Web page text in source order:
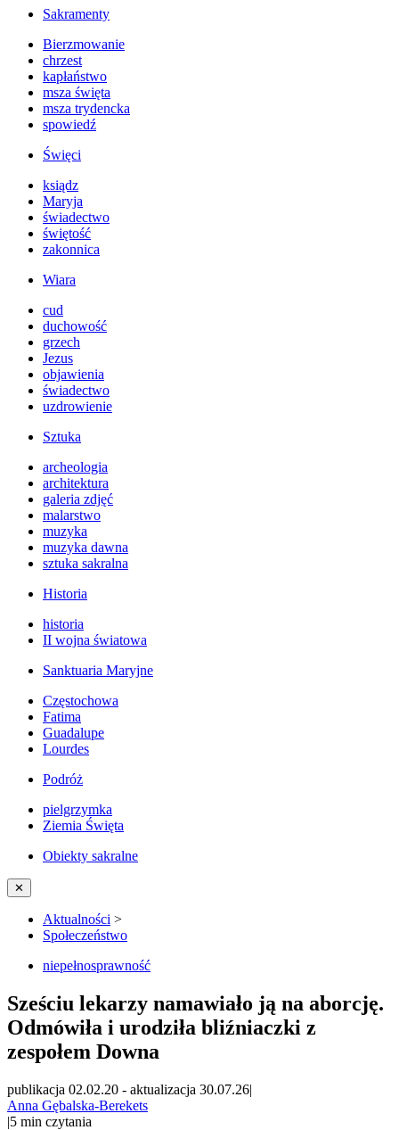
Sakramenty
Bierzmowanie
chrzest
kapłaństwo
msza święta
msza trydencka
spowiedź
Święci
ksiądz
Maryja
świadectwo
świętość
zakonnica
Wiara
cud
duchowość
grzech
Jezus
objawienia
świadectwo
uzdrowienie
Sztuka
archeologia
architektura
galeria zdjęć
malarstwo
muzyka
muzyka dawna
sztuka sakralna
Historia
historia
II wojna światowa
Sanktuaria Maryjne
Częstochowa
Fatima
Guadalupe
Lourdes
Podróż
pielgrzymka
Ziemia Święta
Obiekty sakralne
✕
Aktualności >
Społeczeństwo
niepełnosprawność
Sześciu lekarzy namawiało ją na aborcję.
Odmówiła i urodziła bliźniaczki z
zespołem Downa
publikacja 02.02.20 - aktualizacja 30.07.26|
Anna Gębalska-Berekets
|5 min czytania